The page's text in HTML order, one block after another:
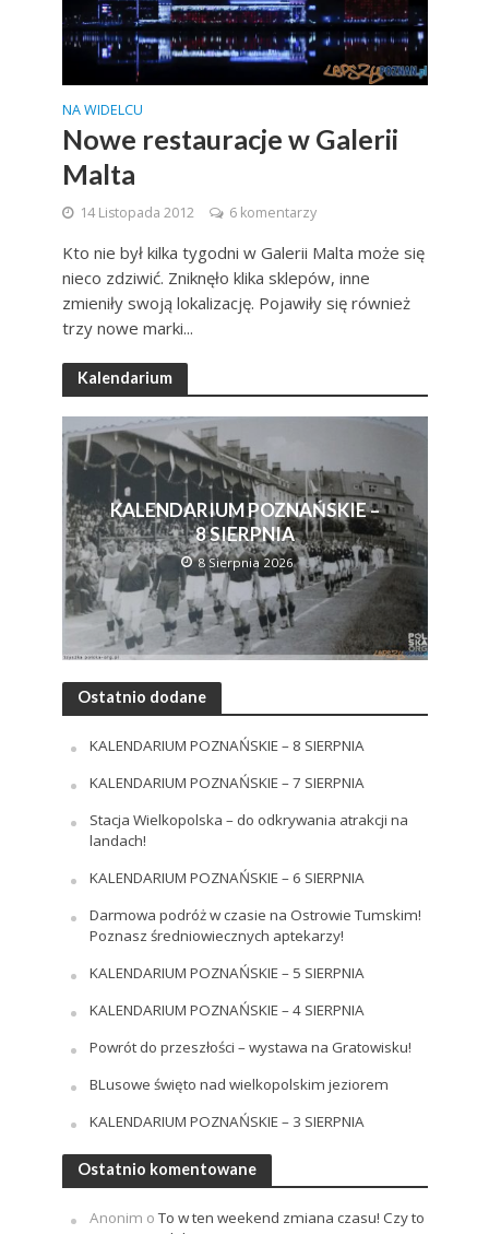
NA WIDELCU
Nowe restauracje w Galerii
Malta
14 Listopada 2012 6 komentarzy
Kto nie był kilka tygodni w Galerii Malta może się
nieco zdziwić. Zniknęło klika sklepów, inne
zmieniły swoją lokalizację. Pojawiły się również
trzy nowe marki...
Kalendarium
KALENDARIUM POZNAŃSKIE –
8 SIERPNIA
8 Sierpnia 2026
Ostatnio dodane
KALENDARIUM POZNAŃSKIE – 8 SIERPNIA
KALENDARIUM POZNAŃSKIE – 7 SIERPNIA
Stacja Wielkopolska – do odkrywania atrakcji na
landach!
KALENDARIUM POZNAŃSKIE – 6 SIERPNIA
Darmowa podróż w czasie na Ostrowie Tumskim!
Poznasz średniowiecznych aptekarzy!
KALENDARIUM POZNAŃSKIE – 5 SIERPNIA
KALENDARIUM POZNAŃSKIE – 4 SIERPNIA
Powrót do przeszłości – wystawa na Gratowisku!
BLusowe święto nad wielkopolskim jeziorem
KALENDARIUM POZNAŃSKIE – 3 SIERPNIA
Ostatnio komentowane
Anonim oTo w ten weekend zmiana czasu! Czy to